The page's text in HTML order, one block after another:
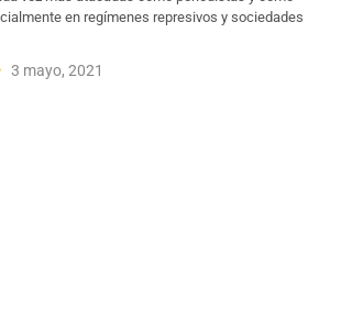
en regímenes represivos y sociedades
3 mayo, 2021